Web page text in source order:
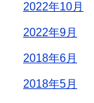
2022年10月
2022年9月
2018年6月
2018年5月